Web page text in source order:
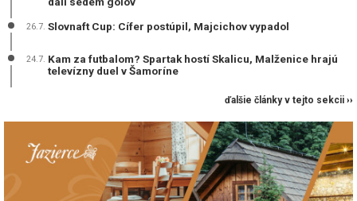
26.7. Slovnaft Cup: Cífer postúpil, Majcichov vypadol
24.7. Kam za futbalom? Spartak hostí Skalicu, Malženice hrajú
televízny duel v Šamoríne
ďalšie články v tejto sekcii ››